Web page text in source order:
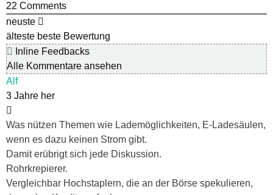
22 Comments
neuste
älteste beste Bewertung
Inline Feedbacks
Alle Kommentare ansehen
Alf
3 Jahre her
Was nützen Themen wie Lademöglichkeiten, E-Ladesäulen,
wenn es dazu keinen Strom gibt.
Damit erübrigt sich jede Diskussion.
Rohrkrepierer.
Vergleichbar Hochstaplern, die an der Börse spekulieren,